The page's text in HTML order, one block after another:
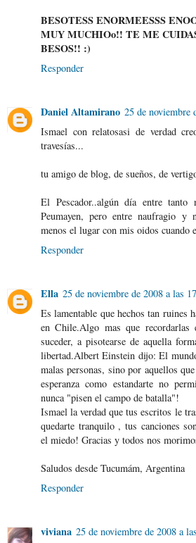
BESOTESS ENORMEESSS
MUY MUCHIOo!! TE ME
BESOS!! :)
Responder
Daniel Altamirano 25 de noviembre
Ismael con relatosasi de verdad
travesías...
tu amigo de blog, de sueños, de
El Pescador..algún día entre
Peumayen, pero entre naufragio
menos el lugar con mis oidos cuando
Responder
Ella 25 de noviembre de 2008 a las
Es lamentable que hechos tan ruines
en Chile.Algo mas que
suceder, a pisotearse de aquella
libertad.Albert Einstein dijo: El
malas personas, sino por aquellos
esperanza como estandarte no
nunca "pisen el campo de batalla"!
Ismael la verdad que tus escritos le
quedarte tranquilo , tus canciones
el miedo! Gracias y todos nos
Saludos desde Tucumám, Argentina
Responder
viviana 25 de noviembre de 2008 a